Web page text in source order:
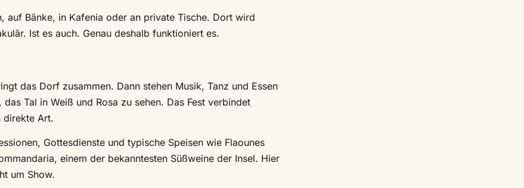
auf Bänke, in Kafenia oder an private Tische. Dort wird
Ist es auch. Genau deshalb funktioniert es.
das Dorf zusammen. Dann stehen Musik, Tanz und Essen
Tal in Weiß und Rosa zu sehen. Das Fest verbindet
direkte Art.
Gottesdienste und typische Speisen wie Flaounes
einem der bekanntesten Süßweine der Insel. Hier
um Show.